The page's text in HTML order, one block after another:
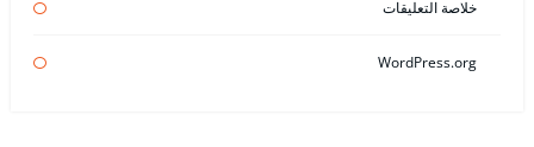
خلاصة التعليقات
WordPress.org